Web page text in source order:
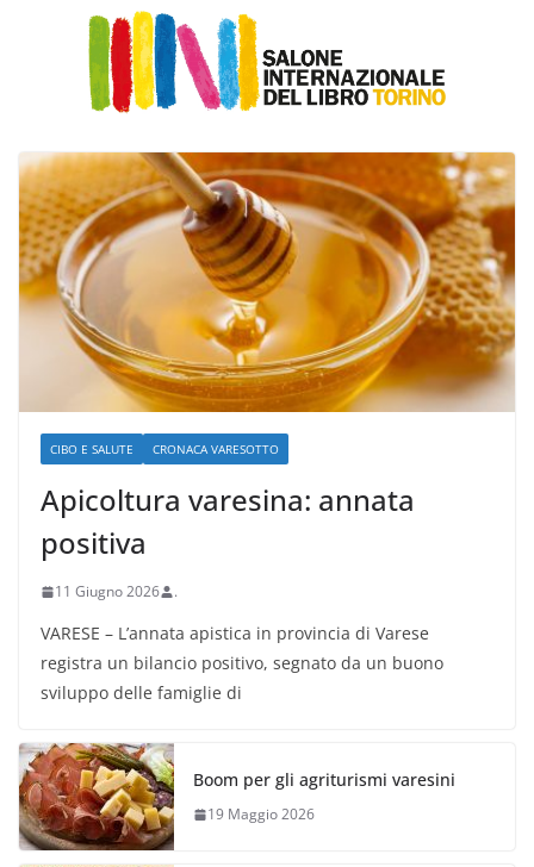
CIBO E SALUTE CRONACA VARESOTTO
Apicoltura varesina: annata
positiva
11 Giugno 2026 .
VARESE – L’annata apistica in provincia di Varese
registra un bilancio positivo, segnato da un buono
sviluppo delle famiglie di
Boom per gli agriturismi varesini
19 Maggio 2026